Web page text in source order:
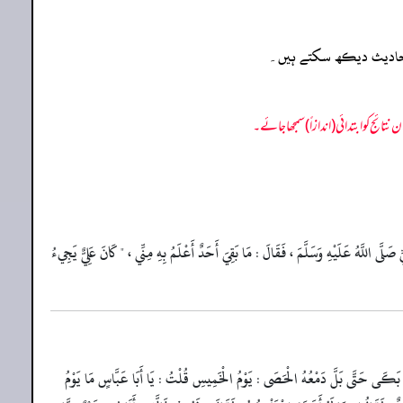
دیکھ سکتے ہیں۔
اللَّهُ عَلَيْهِ وَسَلَّمَ ، فَقَالَ : مَا بَقِيَ أَحَدٌ أَعْلَمُ بِهِ مِنِّي ، " كَانَ عَلِيٌّ يَجِيءُ
حَتَّى بَلَّ دَمْعُهُ الْحَصَى : يَوْمُ الْخَمِيسِ قُلْتُ : يَا أَبَا عَبَّاسٍ مَا يَوْمُ